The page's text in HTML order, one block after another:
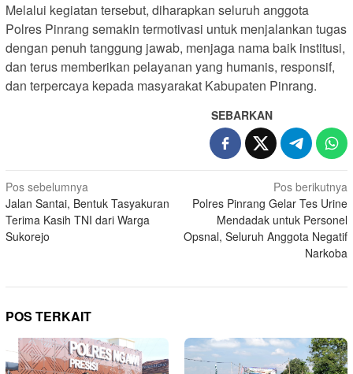
Melalui kegiatan tersebut, diharapkan seluruh anggota
Polres Pinrang semakin termotivasi untuk menjalankan tugas
dengan penuh tanggung jawab, menjaga nama baik institusi,
dan terus memberikan pelayanan yang humanis, responsif,
dan terpercaya kepada masyarakat Kabupaten Pinrang.
SEBARKAN
Navigasi
pos
Pos sebelumnya
Jalan Santai, Bentuk Tasyakuran
Terima Kasih TNI dari Warga
Sukorejo
Pos berikutnya
Polres Pinrang Gelar Tes Urine
Mendadak untuk Personel
Opsnal, Seluruh Anggota Negatif
Narkoba
POS TERKAIT